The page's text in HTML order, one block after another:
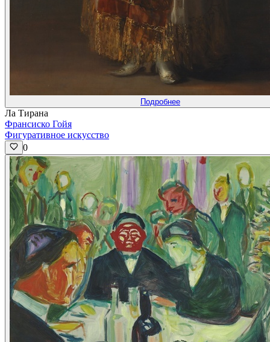
Подробнее
Ла Тирана
Франсиско Гойя
Фигуративное искусство
0